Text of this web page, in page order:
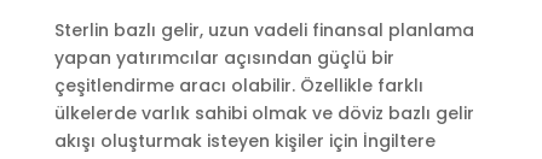
Sterlin bazlı gelir, uzun vadeli finansal planlama
yapan yatırımcılar açısından güçlü bir
çeşitlendirme aracı olabilir. Özellikle farklı
ülkelerde varlık sahibi olmak ve döviz bazlı gelir
akışı oluşturmak isteyen kişiler için İngiltere